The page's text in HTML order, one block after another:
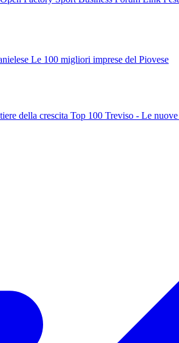
Le 100 migliori imprese del Piovese
della crescita Top 100 Treviso - Le